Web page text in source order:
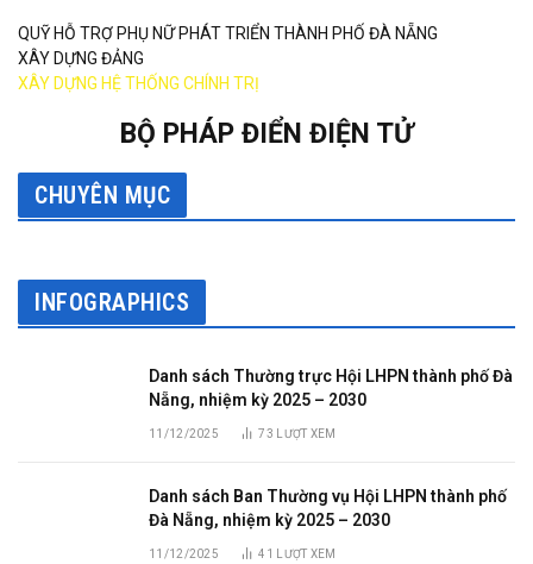
QUỸ HỖ TRỢ PHỤ NỮ PHÁT TRIỂN THÀNH PHỐ ĐÀ NẴNG
XÂY DỰNG ĐẢNG
XÂY DỰNG HỆ THỐNG CHÍNH TRỊ
BỘ PHÁP ĐIỂN ĐIỆN TỬ
CHUYÊN MỤC
INFOGRAPHICS
Danh sách Thường trực Hội LHPN thành phố Đà
Nẵng, nhiệm kỳ 2025 – 2030
11/12/2025 73 LƯỢT XEM
Danh sách Ban Thường vụ Hội LHPN thành phố
Đà Nẵng, nhiệm kỳ 2025 – 2030
11/12/2025 41 LƯỢT XEM